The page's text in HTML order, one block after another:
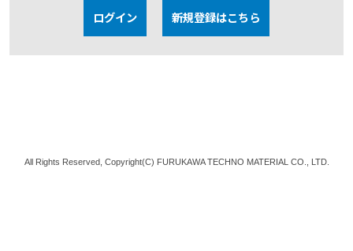
ログイン 新規登録はこちら
All Rights Reserved, Copyright(C) FURUKAWA TECHNO MATERIAL CO., LTD.